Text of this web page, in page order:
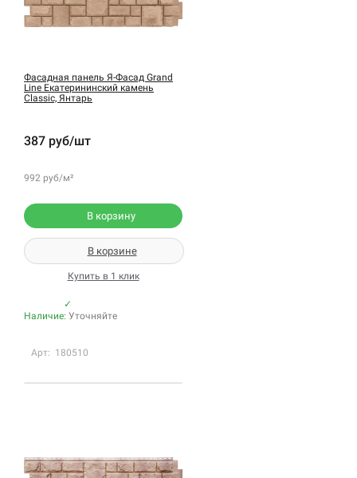
Фасадная панель Я-Фасад Grand
Line Екатерининский камень
Classic, Янтарь
387 руб/шт
992 руб/м²
В корзину
В корзине
Купить в 1 клик
✓
Наличие: Уточняйте
Арт: 180510